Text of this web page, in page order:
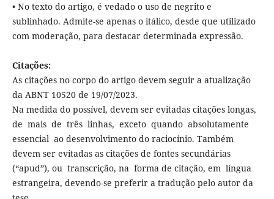
• No texto do artigo, é vedado o uso de negrito e
sublinhado. Admite-se apenas o itálico, desde que utilizado
com moderação, para destacar determinada expressão.
Citações:
As citações no corpo do artigo devem seguir a atualização
da ABNT 10520 de 19/07/2023.
Na medida do possível, devem ser evitadas citações longas,
de mais de três linhas, exceto quando absolutamente
essencial ao desenvolvimento do raciocínio. Também
devem ser evitadas as citações de fontes secundárias
(“apud”), ou transcrição, na forma de citação, em língua
estrangeira, devendo-se preferir a tradução pelo autor da